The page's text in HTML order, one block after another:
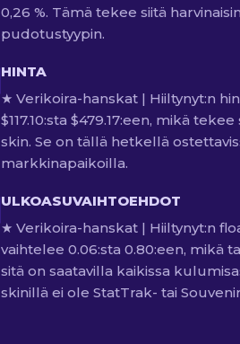
0,26 %. Tämä tekee siitä
pudotustyypin.
HINTA
★ Verikoira-hanskat | Hiiltynyt:n
$117.10:sta $479.17:een, mikä
skin. Se on tällä hetkellä
markkinapaikoilla.
ULKOASUVAIHTOEHDOT
★ Verikoira-hanskat | Hiiltynyt:n
vaihtelee 0.06:sta 0.80:een, mikä
sitä on saatavilla kaikissa
skinillä ei ole StatTrak- tai